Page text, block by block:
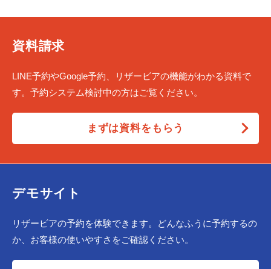
資料請求
LINE予約やGoogle予約、リザービアの機能がわかる資料で
す。予約システム検討中の方はご覧ください。
まずは資料をもらう
デモサイト
リザービアの予約を体験できます。どんなふうに予約するの
か、お客様の使いやすさをご確認ください。